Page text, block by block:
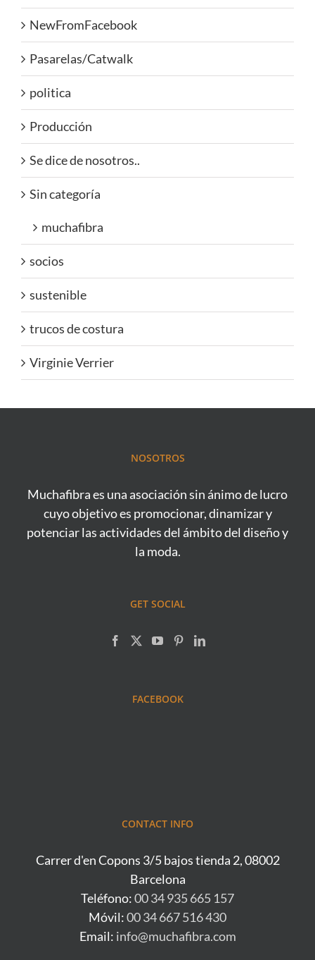
NewFromFacebook
Pasarelas/Catwalk
politica
Producción
Se dice de nosotros..
Sin categoría
muchafibra
socios
sustenible
trucos de costura
Virginie Verrier
NOSOTROS
Muchafibra es una asociación sin ánimo de lucro
cuyo objetivo es promocionar, dinamizar y
potenciar las actividades del ámbito del diseño y
la moda.
GET SOCIAL
FACEBOOK
CONTACT INFO
Carrer d'en Copons 3/5 bajos tienda 2, 08002
Barcelona
Teléfono:00 34 935 665 157
Móvil:00 34 667 516 430
Email: info@muchafibra.com